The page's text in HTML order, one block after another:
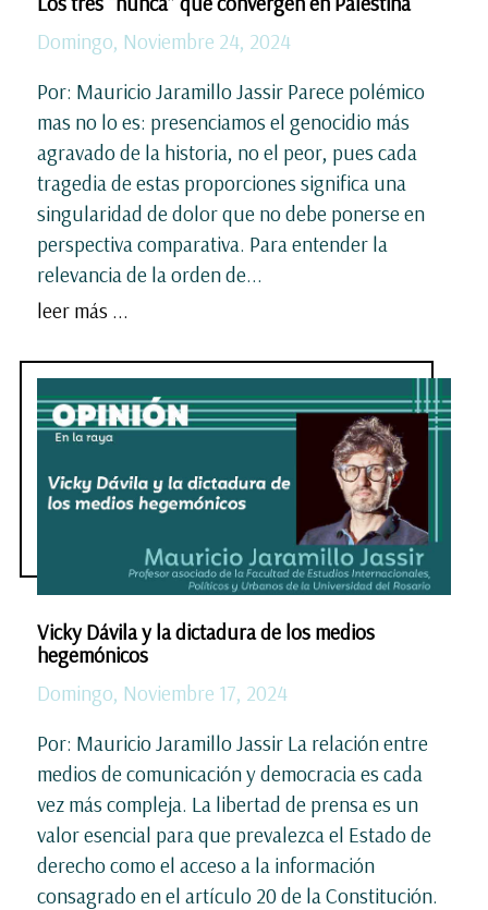
Domingo, Noviembre 24, 2024
Por: Mauricio Jaramillo Jassir Parece polémico
mas no lo es: presenciamos el genocidio más
agravado de la historia, no el peor, pues cada
tragedia de estas proporciones significa una
singularidad de dolor que no debe ponerse en
perspectiva comparativa. Para entender la
relevancia de la orden de...
leer más ...
Vicky Dávila y la dictadura de los medios
hegemónicos
Domingo, Noviembre 17, 2024
Por: Mauricio Jaramillo Jassir La relación entre
medios de comunicación y democracia es cada
vez más compleja. La libertad de prensa es un
valor esencial para que prevalezca el Estado de
derecho como el acceso a la información
consagrado en el artículo 20 de la Constitución.